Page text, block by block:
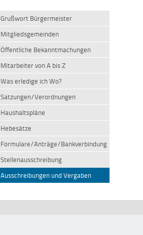
Grußwort Bürgermeister
Mitgliedsgemeinden
Öffentliche Bekanntmachungen
Mitarbeiter von A bis Z
Was erledige ich Wo?
Satzungen/Verordnungen
Haushaltspläne
Hebesätze
Formulare/Anträge/Bankverbindung
Stellenausschreibung
Ausschreibungen und Vergaben